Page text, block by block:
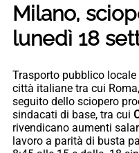
Milano,
lunedì 18
Trasporto pubblico
città italiane tra cui
seguito dello sciopero
sindacati di base, tra cui
rivendicano aumenti
lavoro a parità di busta